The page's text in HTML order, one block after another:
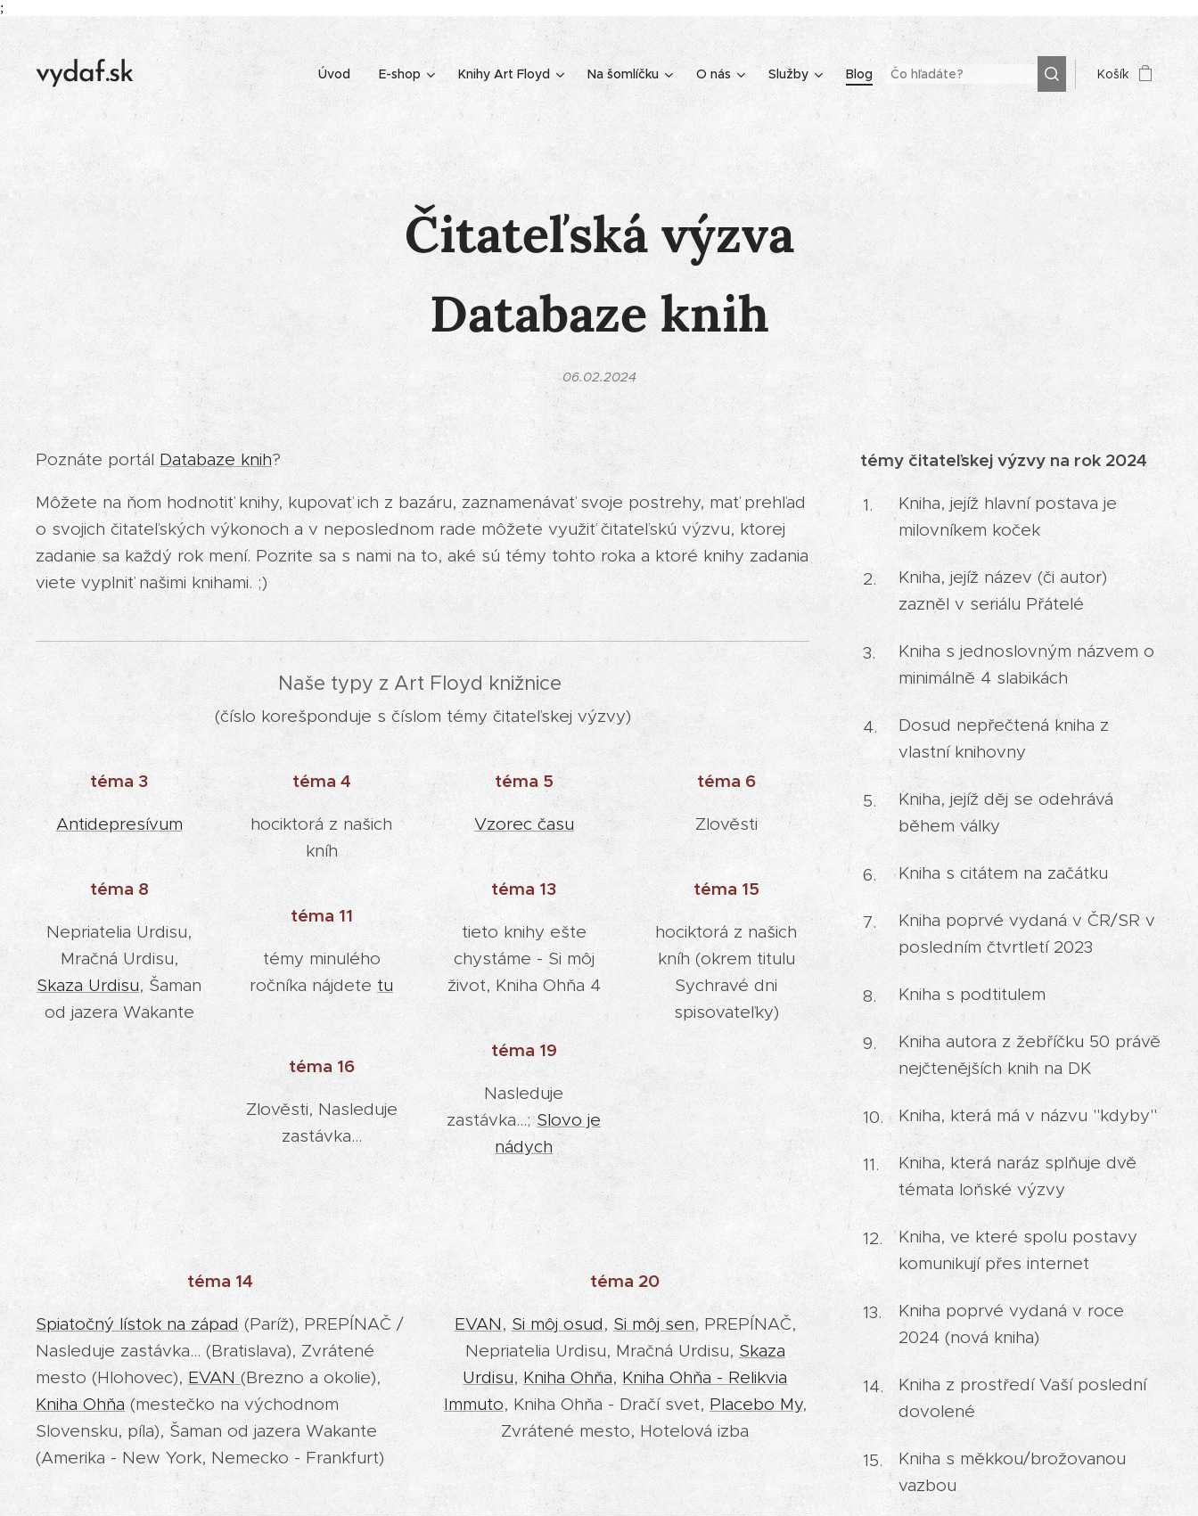
;
vydaf.sk Úvod E-shop Knihy Art Floyd Na šomlíčku O nás Služby Blog Košík
Čitateľská výzva
Databaze knih
06.02.2024
Poznáte portálDatabaze knih?
Môžete na ňom hodnotiť knihy, kupovať ich z bazáru, zaznamenávať svoje postrehy, mať prehľad
o svojich čitateľských výkonoch a v neposlednom rade môžete využiť čitateľskú výzvu, ktorej
zadanie sa každý rok mení. Pozrite sa s nami na to, aké sú témy tohto roka a ktoré knihy zadania
viete vyplniť našimi knihami. ;)
Naše typy z Art Floyd knižnice
(číslo korešponduje s číslom témy čitateľskej výzvy)
téma 3
Antidepresívum
téma 8
Nepriatelia Urdisu,
Mračná Urdisu,
Skaza Urdisu, Šaman
od jazera Wakante
téma 4
hociktorá z našich
kníh
téma 11
témy minulého
ročníka nájdete tu
téma 16
Zlověsti, Nasleduje
zastávka...
téma 5
Vzorec času
téma 13
tieto knihy ešte
chystáme - Si môj
život, Kniha Ohňa 4
téma 19
Nasleduje
zastávka...;Slovo je
nádych
téma 6
Zlověsti
téma 15
hociktorá z našich
kníh (okrem titulu
Sychravé dni
spisovateľky)
téma 14
Spiatočný lístok na západ (Paríž), PREPÍNAČ /
Nasleduje zastávka... (Bratislava), Zvrátené
mesto (Hlohovec), EVAN (Brezno a okolie),
Kniha Ohňa (mestečko na východnom
Slovensku, píla), Šaman od jazera Wakante
(Amerika - New York, Nemecko - Frankfurt)
téma 20
EVAN, Si môj osud, Si môj sen, PREPÍNAČ,
Nepriatelia Urdisu, Mračná Urdisu, Skaza
Urdisu, Kniha Ohňa, Kniha Ohňa - Relikvia
Immuto, Kniha Ohňa - Dračí svet, Placebo My,
Zvrátené mesto, Hotelová izba
témy čitateľskej výzvy na rok 2024
Kniha, jejíž hlavní postava je
milovníkem koček
Kniha, jejíž název (či autor)
zazněl v seriálu Přátelé
Kniha s jednoslovným názvem o
minimálně 4 slabikách
Dosud nepřečtená kniha z
vlastní knihovny
Kniha, jejíž děj se odehrává
během války
Kniha s citátem na začátku
Kniha poprvé vydaná v ČR/SR v
posledním čtvrtletí 2023
Kniha s podtitulem
Kniha autora z žebříčku 50 právě
nejčtenějších knih na DK
Kniha, která má v názvu "kdyby"
Kniha, která naráz splňuje dvě
témata loňské výzvy
Kniha, ve které spolu postavy
komunikují přes internet
Kniha poprvé vydaná v roce
2024 (nová kniha)
Kniha z prostředí Vaší poslední
dovolené
Kniha s měkkou/brožovanou
vazbou